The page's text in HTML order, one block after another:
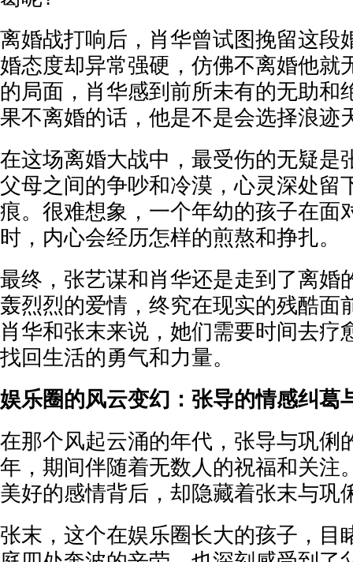
离婚战打响后，肖华曾试图挽留这段
婚态度却异常强硬，仿佛不离婚他就
的局面，肖华感到前所未有的无助和
果不离婚的话，他是不是会选择浪迹
在这场离婚大战中，最受伤的无疑是
父母之间的争吵和冷漠，心灵深处留
痕。很难想象，一个年幼的孩子在面
时，内心会经历怎样的煎熬和挣扎。
最终，张艺谋和肖华还是走到了离婚
轰烈烈的爱情，终究在现实的残酷面
肖华和张末来说，她们需要时间去疗
找回生活的勇气和力量。
娱乐圈的风云变幻：张导的情感纠葛
在那个风起云涌的年代，张导与巩俐
年，期间伴随着无数人的祝福和关注
美好的感情背后，却隐藏着张末与巩
张末，这个在娱乐圈长大的孩子，目